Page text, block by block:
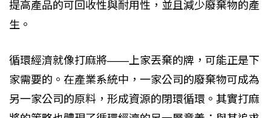
提高產品的可回收性與耐用性，並且減少廢棄物的產
生。
循環經濟就像打麻將——上家丟棄的牌，可能正是下
家需要的。在產業系統中，一家公司的廢棄物可成為
另一家公司的原料，形成資源的閉環循環。其實打麻